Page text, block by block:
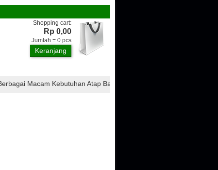
Shopping cart:
Rp 0,00
Jumlah = 0 pcs
Keranjang
Macam Kebutuhan Atap Bangunan, Seperti : Atap CTI, Atap